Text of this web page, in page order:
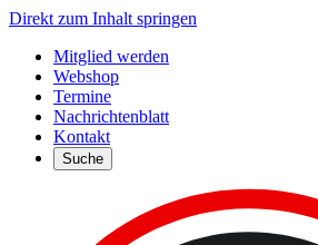
Direkt zum Inhalt springen
Mitglied werden
Webshop
Termine
Nachrichtenblatt
Kontakt
Suche